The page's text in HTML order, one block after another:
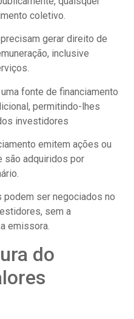
coletivo.
gerar direito de
inclusive
fonte de financiamento
permitindo-lhes
investidores
emitem ações ou
são adquiridos por
ser negociados no
sem a
emissora.
do